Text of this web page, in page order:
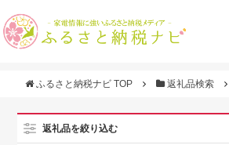
ふるさと納税ナビ TOP 返礼品検索
返礼品を絞り込む